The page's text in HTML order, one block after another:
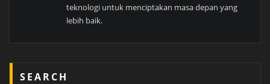
teknologi untuk menciptakan masa depan yang
lebih baik.
SEARCH